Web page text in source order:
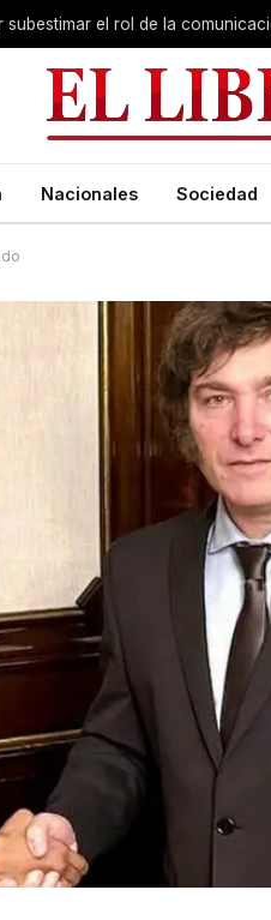
el rol de la
Nacionales Sociedad